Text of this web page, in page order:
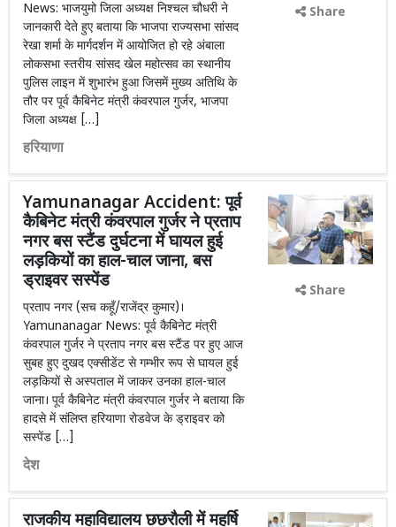
News: भाजयुमो जिला अध्यक्ष निश्चल चौधरी ने
जानकारी देते हुए बताया कि भाजपा राज्यसभा सांसद
रेखा शर्मा के मार्गदर्शन में आयोजित हो रहे अंबाला
लोकसभा स्तरीय सांसद खेल महोत्सव का स्थानीय
पुलिस लाइन में शुभारंभ हुआ जिसमें मुख्य अतिथि के
तौर पर पूर्व कैबिनेट मंत्री कंवरपाल गुर्जर, भाजपा
जिला अध्यक्ष […]
हरियाणा
Share
Yamunanagar Accident: पूर्व
कैबिनेट मंत्री कंवरपाल गुर्जर ने प्रताप
नगर बस स्टैंड दुर्घटना में घायल हुई
लड़कियों का हाल-चाल जाना, बस
ड्राइवर सस्पेंड
प्रताप नगर (सच कहूँ/राजेंद्र कुमार)।
Yamunanagar News: पूर्व कैबिनेट मंत्री
कंवरपाल गुर्जर ने प्रताप नगर बस स्टैंड पर हुए आज
सुबह हुए दुखद एक्सीडेंट से गम्भीर रूप से घायल हुई
लड़कियों से अस्पताल में जाकर उनका हाल-चाल
जाना। पूर्व कैबिनेट मंत्री कंवरपाल गुर्जर ने बताया कि
हादसे में संलिप्त हरियाणा रोडवेज के ड्राइवर को
सस्पेंड […]
देश
Share
राजकीय महाविद्यालय छछरौली में महर्षि